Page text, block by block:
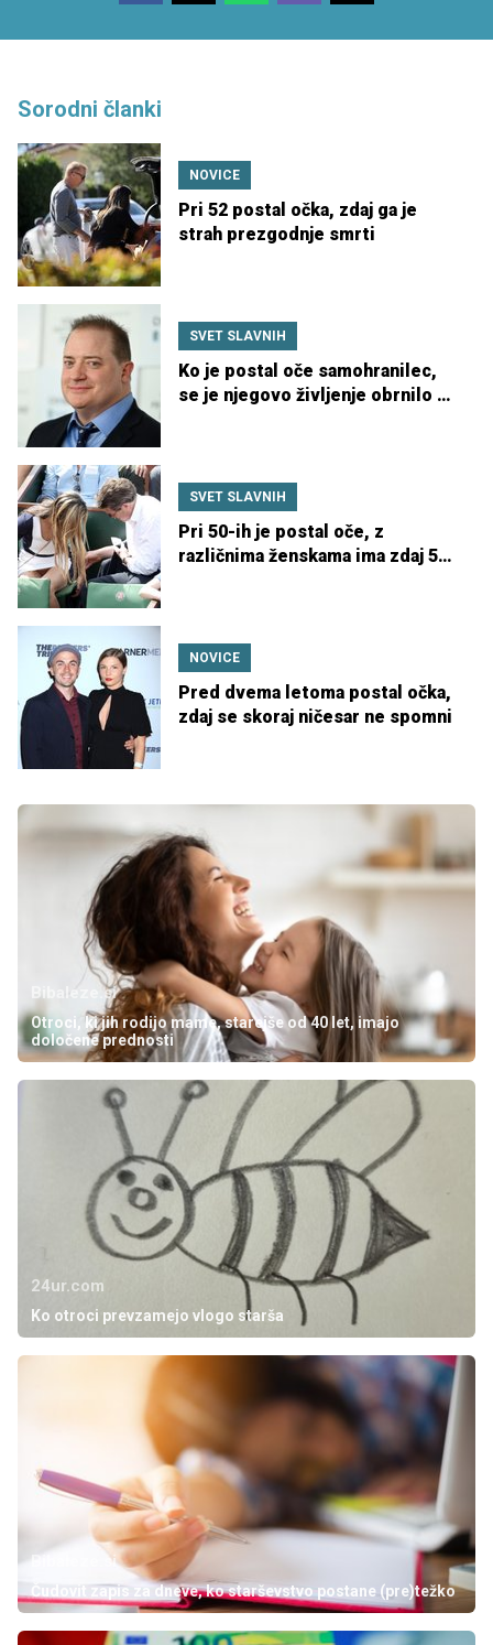
Sorodni članki
NOVICE
Pri 52 postal očka, zdaj ga je
strah prezgodnje smrti
SVET SLAVNIH
Ko je postal oče samohranilec,
se je njegovo življenje obrnilo na
SVET SLAVNIH
Pri 50-ih je postal oče, z
različnima ženskama ima zdaj 5
NOVICE
Pred dvema letoma postal očka,
zdaj se skoraj ničesar ne spomni
Bibaleze.si
Otroci, ki jih rodijo mame, starejše od 40 let, imajo
določene prednosti
24ur.com
Ko otroci prevzamejo vlogo starša
Bibaleze.si
Čudovit zapis za dneve, ko starševstvo postane (pre)težko